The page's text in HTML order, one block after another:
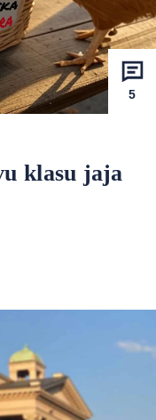
5
klasu jaja